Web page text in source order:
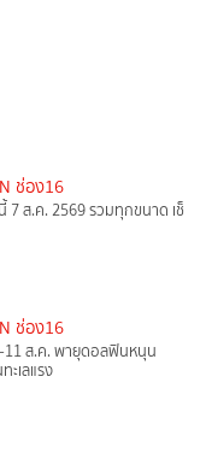
ช่อง16
ส.ค. 2569 รวมทุกขนาด เช็
ช่อง16
ส.ค. พายุดอลฟินหนุน
เลแรง